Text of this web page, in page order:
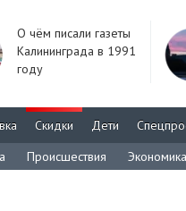
О чём писали газеты
Калининграда в 1991
году
Скидки Дети
Происшествия Экономика